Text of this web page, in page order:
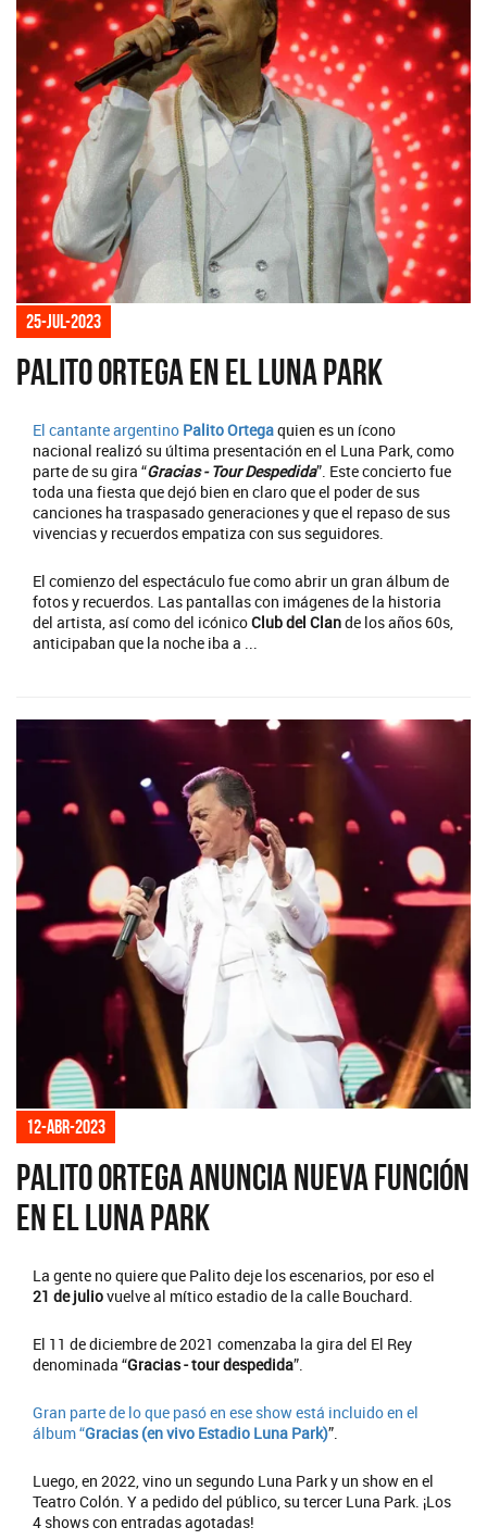
25-jul-2023
Palito Ortega en el Luna Park
El cantante argentino Palito Ortegaquien es un ícono
nacional realizó su última presentación en el Luna Park, como
parte de su gira “Gracias - Tour Despedida”. Este concierto fue
toda una fiesta que dejó bien en claro que el poder de sus
canciones ha traspasado generaciones y que el repaso de sus
vivencias y recuerdos empatiza con sus seguidores.
El comienzo del espectáculo fue como abrir un gran álbum de
fotos y recuerdos. Las pantallas con imágenes de la historia
del artista, así como del icónicoClub del Clande los años 60s,
anticipaban que la noche iba a ...
12-abr-2023
Palito Ortega anuncia nueva función
en el Luna Park
La gente no quiere que Palito deje los escenarios, por eso el
21 de juliovuelve al mítico estadio de la calle Bouchard.
El 11 de diciembre de 2021 comenzaba la gira del El Rey
denominada “Gracias - tour despedida”.
Gran parte de lo que pasó en ese show está incluido en el
álbum “Gracias (en vivo Estadio Luna Park)”.
Luego, en 2022, vino un segundo Luna Park y un show en el
Teatro Colón. Y a pedido del público, su tercer Luna Park. ¡Los
4 shows con entradas agotadas!